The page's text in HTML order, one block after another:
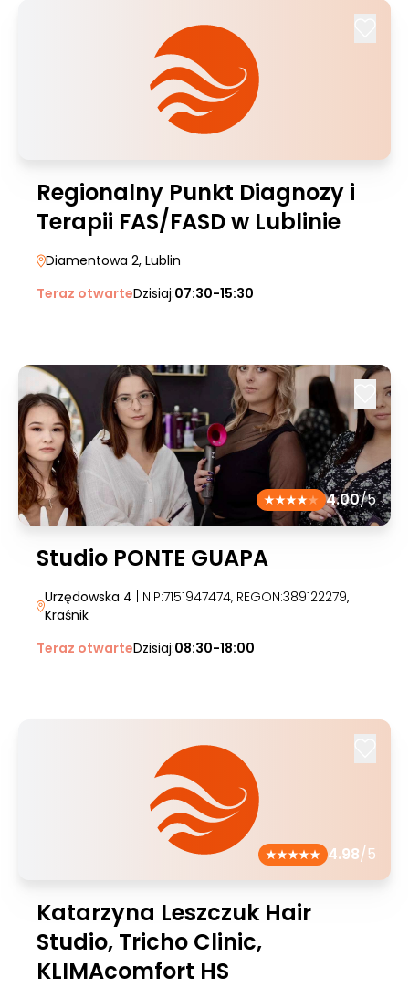
Regionalny Punkt Diagnozy i
Terapii FAS/FASD w Lublinie
Diamentowa 2, Lublin
Teraz otwarteDzisiaj:07:30-15:30
4.00/5
Studio PONTE GUAPA
Urzędowska 4 | NIP:7151947474, REGON:389122279,
Kraśnik
Teraz otwarteDzisiaj:08:30-18:00
4.98/5
Katarzyna Leszczuk Hair
Studio, Tricho Clinic,
KLIMAcomfort HS